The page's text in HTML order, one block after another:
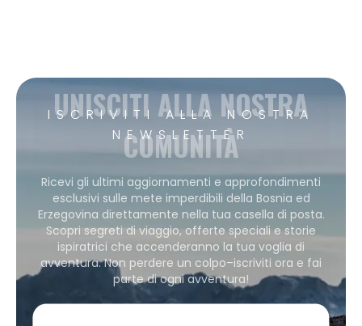
ISCRIVITI ALLA NOSTRA
NEWSLETTER
UNISCITI ALLA NOSTRA
COMUNITÀ
Ricevi gli ultimi aggiornamenti e approfondimenti
esclusivi sulle mete imperdibili della Bosnia ed
Erzegovina direttamente nella tua casella di posta.
Scopri segreti di viaggio, offerte speciali e storie
ispiratrici che accenderanno la tua voglia di
avventura. Non perdere un colpo–iscriviti ora e fai
parte di ogni avventura!